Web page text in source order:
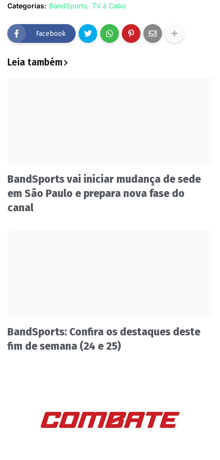
Categorias: BandSports TV à Cabo
Facebook
Leia também
BandSports vai iniciar mudança de sede
em São Paulo e prepara nova fase do
canal
BandSports: Confira os destaques deste
fim de semana (24 e 25)